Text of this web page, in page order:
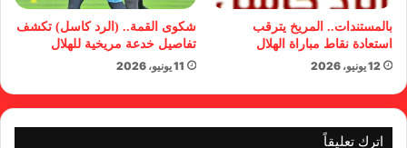
بالمستندات.. المريخ يترقب
استعادة نقاط مباراة الهلال
12 يونيو، 2026
شكوى القمة.. (الرد كاسل) تكشف
تفاصيل خدعة مريخية للهلال
11 يونيو، 2026
اترك تعليقاً